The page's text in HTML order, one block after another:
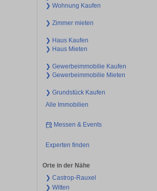
❯ Wohnung Kaufen
❯ Zimmer mieten
❯ Haus Kaufen
❯ Haus Mieten
❯ Gewerbeimmobilie Kaufen
❯ Gewerbeimmobilie Mieten
❯ Grundstück Kaufen
Alle Immobilien
Messen & Events
Experten finden
Orte in der Nähe
❯ Castrop-Rauxel
❯ Witten